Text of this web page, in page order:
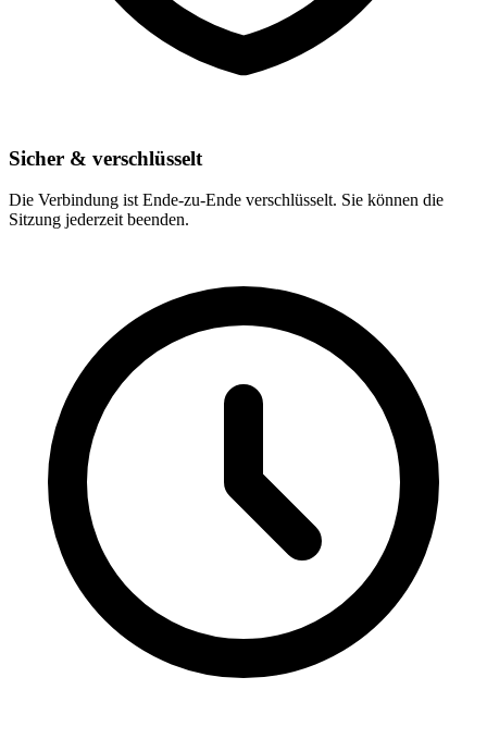
Sicher & verschlüsselt
Die Verbindung ist Ende-zu-Ende verschlüsselt. Sie können die
Sitzung jederzeit beenden.